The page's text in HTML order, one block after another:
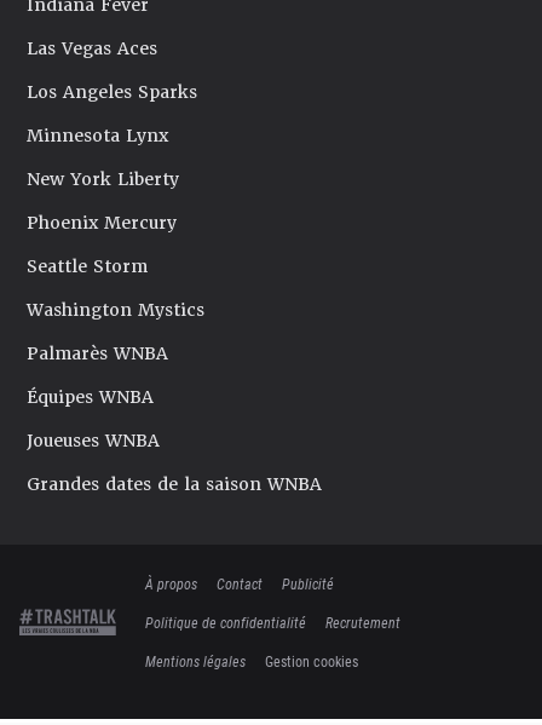
Indiana Fever
Las Vegas Aces
Los Angeles Sparks
Minnesota Lynx
New York Liberty
Phoenix Mercury
Seattle Storm
Washington Mystics
Palmarès WNBA
Équipes WNBA
Joueuses WNBA
Grandes dates de la saison WNBA
À propos Contact
Publicité
Politique de confidentialité
Recrutement
Mentions légales
Gestion cookies